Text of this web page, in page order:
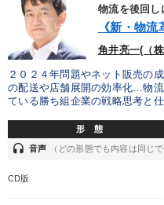
物流を後回し
《新・物
角井亮一(（
２０２４年問題やネット販売の
の配送や店舗展開の効率化…物
ている勝ち組企業の戦略思考と
形 態
headset 音声 （どの形態でも内容は同じで
CD版